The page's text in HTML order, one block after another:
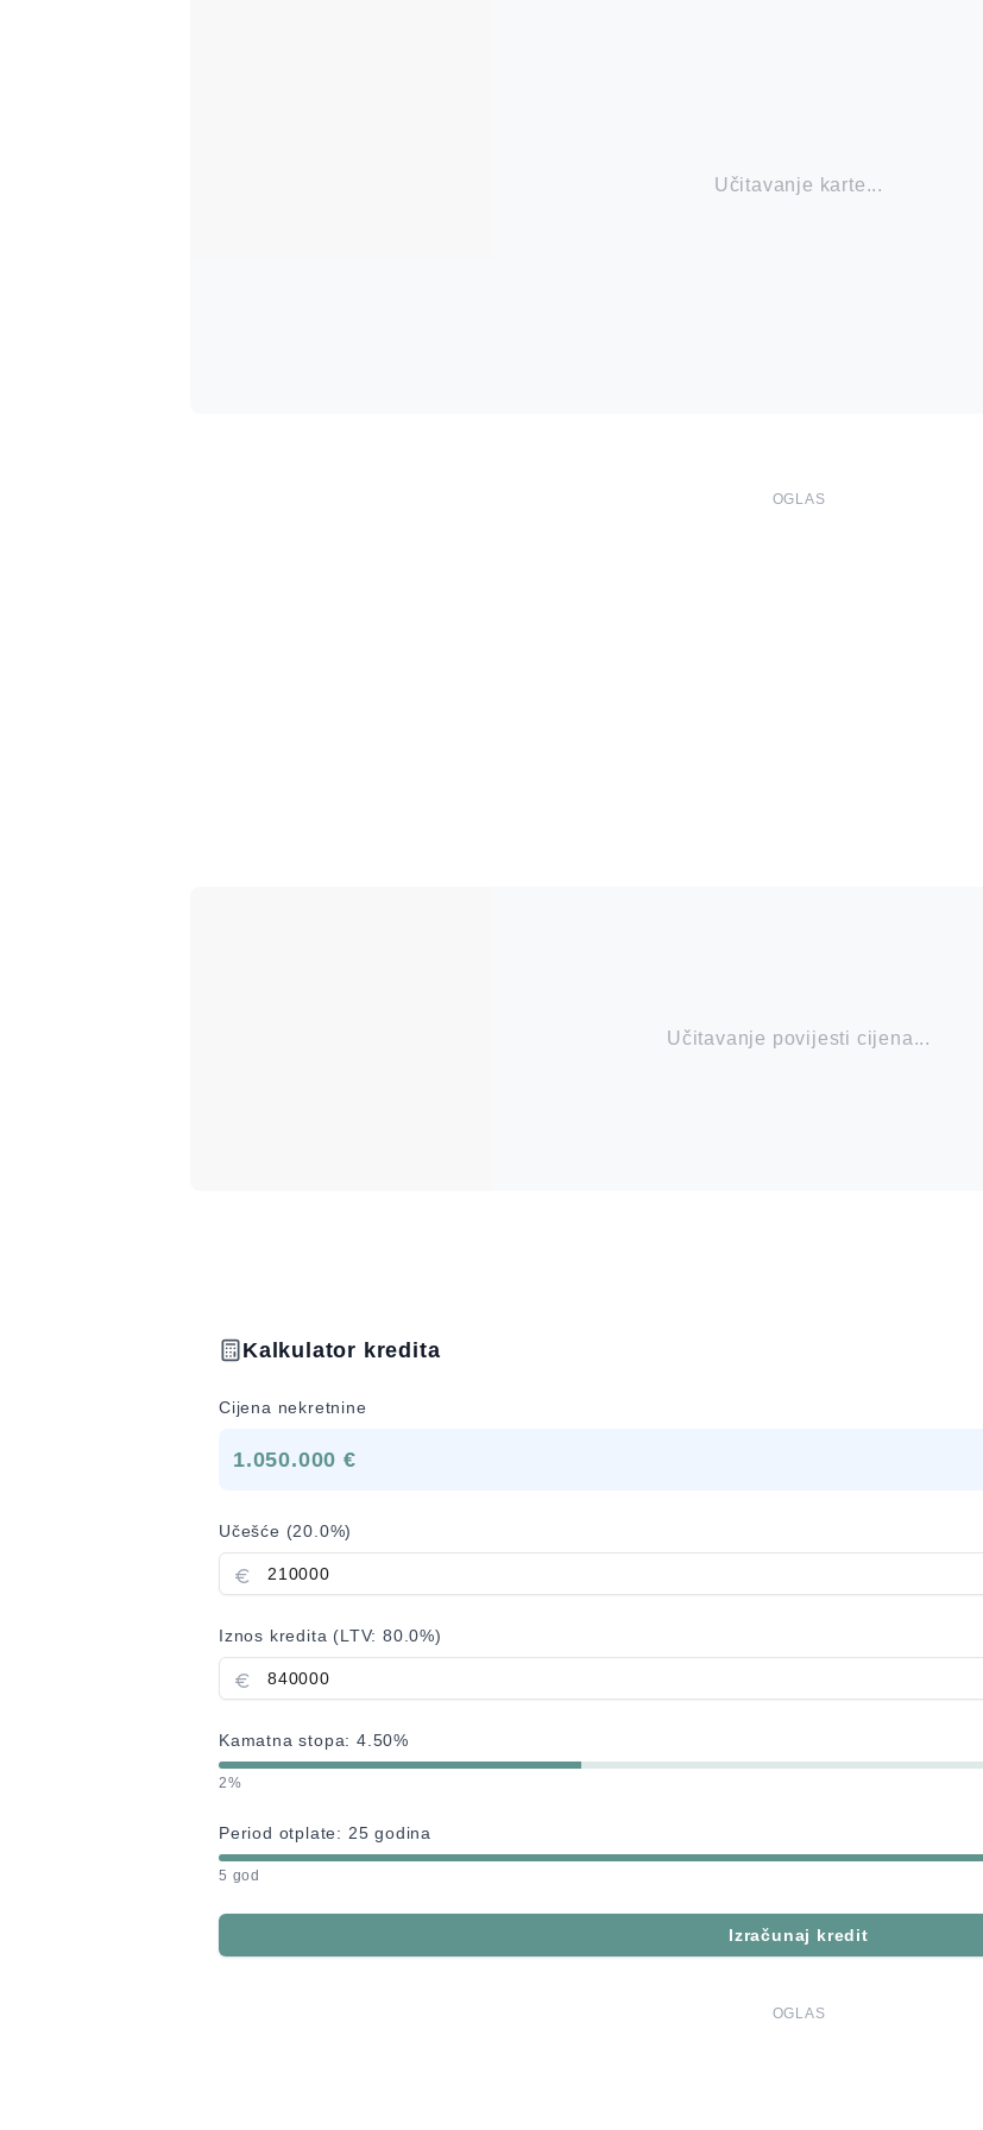
Učitavanje karte...
OGLAS
Učitavanje povijesti cijena...
Kalkulator kredita
Cijena nekretnine
1.050.000 €
Učešće (20.0%)
Iznos kredita (LTV:80.0%)
Kamatna stopa:4.50%
2%
Period otplate: 25 godina
5 god
Izračunaj kredit
OGLAS